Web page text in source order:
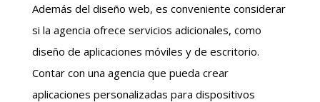
Además del diseño web, es conveniente considerar
si la agencia ofrece servicios adicionales, como
diseño de aplicaciones móviles y de escritorio.
Contar con una agencia que pueda crear
aplicaciones personalizadas para dispositivos